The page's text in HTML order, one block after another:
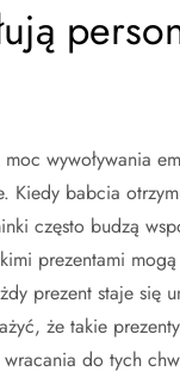
moc
Kiedy babcia
często budzą
prezentami
prezent staje się
że takie
do tych